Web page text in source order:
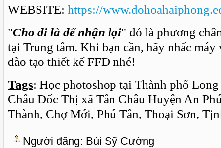
WEBSITE: https://
"Cho đi là để nhận lại" đó là phương
tại Trung tâm. Khi bạn cần, hãy nhấc máy
đào tạo thiết kế FFD nhé!
Tags: Học photoshop tại Thành phố
Châu Đốc Thị xã Tân Châu Huyện An
Thành, Chợ Mới, Phú Tân, Thoại Sơn,
Người đăng: Bùi Sỹ Cường